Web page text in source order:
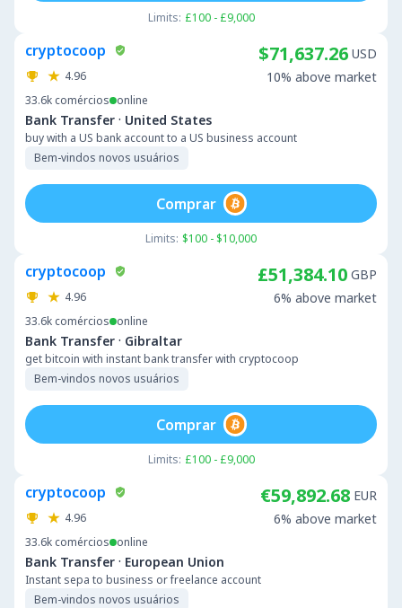
Limits: £100 - £9,000
cryptocoop
4.96
33.6k comércios online
Bank Transfer · United States
buy with a US bank account to a US business account
Bem-vindos novos usuários
$71,637.26 USD
10% above market
Limits: $100 - $10,000
Comprar
cryptocoop
4.96
33.6k comércios online
Bank Transfer · Gibraltar
get bitcoin with instant bank transfer with cryptocoop
Bem-vindos novos usuários
£51,384.10 GBP
6% above market
Limits: £100 - £9,000
Comprar
cryptocoop
4.96
33.6k comércios online
Bank Transfer · European Union
Instant sepa to business or freelance account
Bem-vindos novos usuários
€59,892.68 EUR
6% above market